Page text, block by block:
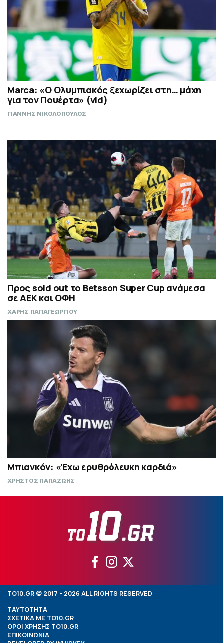
Marca: «Ο Ολυμπιακός ξεχωρίζει στη… μάχη
για τον Πουέρτα» (vid)
ΓΙΑΝΝΗΣ ΝΙΚΟΛΟΠΟΥΛΟΣ
Προς sold out το Betsson Super Cup ανάμεσα
σε ΑΕΚ και ΟΦΗ
ΧΑΡΗΣ ΠΑΠΑΓΕΩΡΓΙΟΥ
Μπιανκόν: «Έχω ερυθρόλευκη καρδιά»
ΧΡΗΣΤΟΣ ΠΑΠΑΖΩΗΣ
TO10.GR © 2017 - 2026 ALL RIGHTS RESERVED
ΤΑΥΤΟΤΗΤΑ
ΣΧΕΤΙΚΑ ΜΕ TO10.GR
ΟΡΟΙ ΧΡΗΣΗΣ TO10.GR
ΕΠΙΚΟΙΝΩΝΙΑ